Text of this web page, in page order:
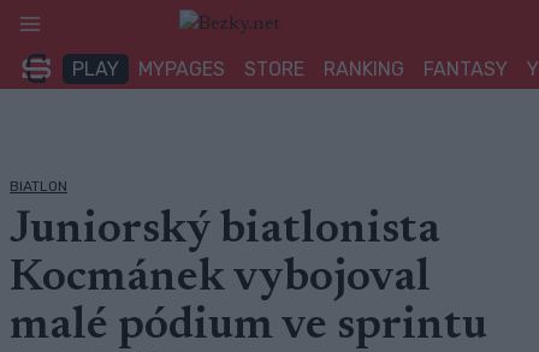
Přeskočit
obsah
PLAY MYPAGES STORE RANKING FANTASY
BIATLON
Juniorský biatlonista
Kocmánek vybojoval
malé pódium ve sprintu